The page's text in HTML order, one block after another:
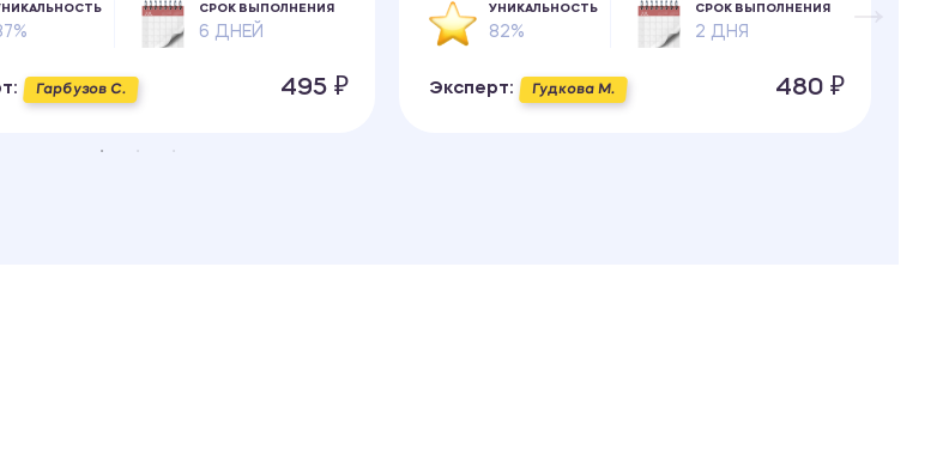
СРОК ВЫПОЛНЕНИЯ
6 ДНЕЙ
Гарбузов С. 495 ₽
УНИКАЛЬНОСТЬ
82%
СРОК ВЫПОЛНЕНИЯ
2 ДНЯ
Эксперт: Гудкова М. 480 ₽